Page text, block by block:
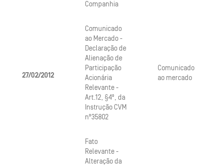
Companhia
27/02/2012
Comunicado
ao Mercado -
Declaração de
Alienação de
Participação
Acionária
Relevante -
Art.12, §4º, da
Instrução CVM
nº35802
Comunicado
ao mercado
Fato
Relevante -
Alteração da